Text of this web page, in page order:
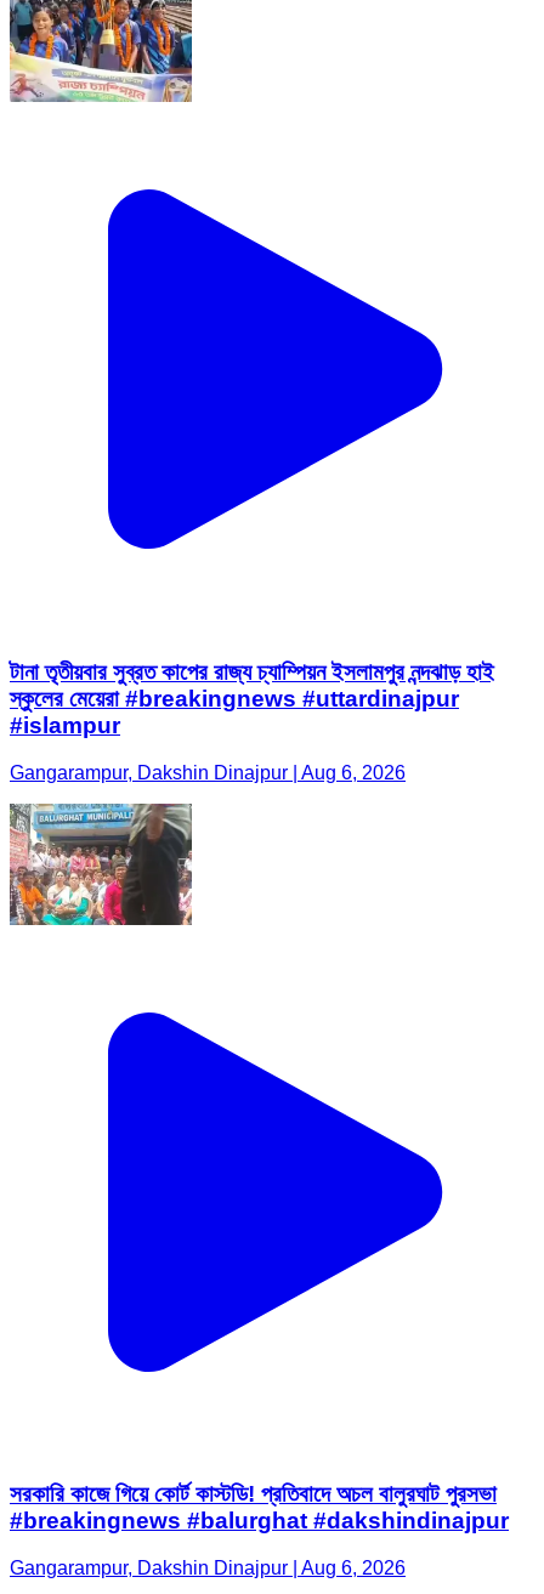
টানা তৃতীয়বার সুব্রত কাপের রাজ্য চ্যাম্পিয়ন ইসলামপুর নন্দঝাড় হাই
স্কুলের মেয়েরা #breakingnews #uttardinajpur
#islampur
Gangarampur, Dakshin Dinajpur | Aug 6, 2026
সরকারি কাজে গিয়ে কোর্ট কাস্টডি! প্রতিবাদে অচল বালুরঘাট পুরসভা
#breakingnews #balurghat #dakshindinajpur
Gangarampur, Dakshin Dinajpur | Aug 6, 2026